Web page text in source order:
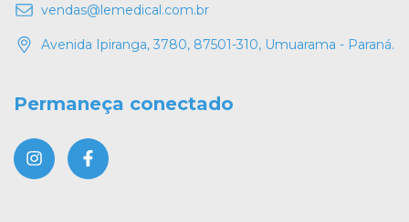
vendas@lemedical.com.br
Avenida Ipiranga, 3780, 87501-310, Umuarama - Paraná.
Permaneça conectado